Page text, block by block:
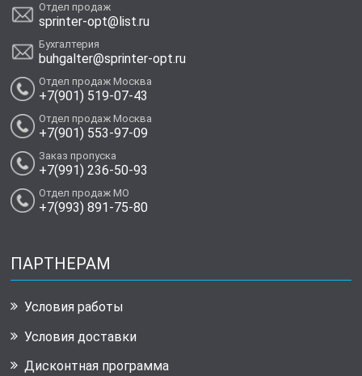
Отдел продаж
sprinter-opt@list.ru
Бухгалтерия
buhgalter@sprinter-opt.ru
Отдел продаж Москва
+7(901) 519-07-43
Отдел продаж Москва
+7(901) 553-97-09
Заказ пропуска
+7(991) 236-50-93
Отдел продаж МО
+7(993) 891-75-80
ПАРТНЕРАМ
Условия работы
Условия доставки
Дисконтная программа